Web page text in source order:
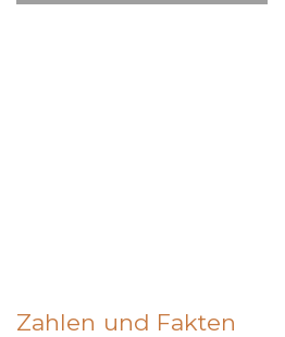
Zahlen und Fakten